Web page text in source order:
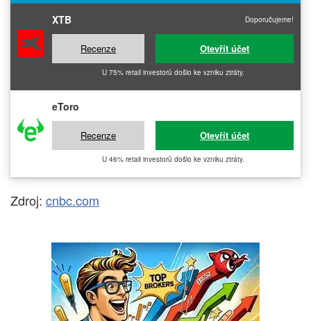
XTB Doporučujeme!
Recenze Otevřít účet
U 75% retail investorů došlo ke vzniku ztráty.
eToro
Recenze Otevřít účet
U 46% retail investorů došlo ke vzniku ztráty.
Zdroj: cnbc.com